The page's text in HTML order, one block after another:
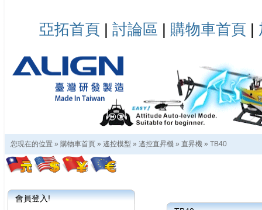
亞拓首頁 | 討論區 | 購物車首頁 |
您現在的位置 » 購物車首頁 » 遙控模型 » 遙控直昇機 » 直昇機 » TB40
會員登入!